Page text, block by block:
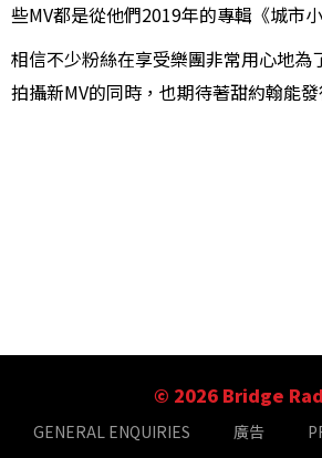
些MV都是從他們2019年的專輯《城市
相信不少粉絲在享受樂團非常用心地為
拍攝新MV的同時，也期待著甜約翰能發
© 2026 Bridge
GENERAL ENQUIRIES 廣告